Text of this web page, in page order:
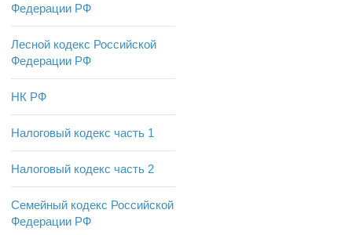
Федерации РФ
Лесной кодекс Российской
Федерации РФ
НК РФ
Налоговый кодекс часть 1
Налоговый кодекс часть 2
Семейный кодекс Российской
Федерации РФ